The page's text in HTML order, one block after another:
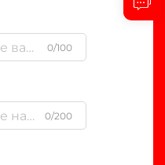
0/100
0/200